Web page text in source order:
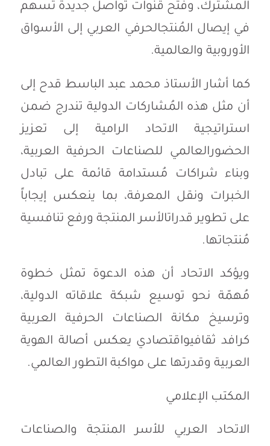
المشترك، وفتح قنوات تواصل جديدة تُسهم
في إيصال المُنتجالحرفي العربي إلى الأسواق
الأوروبية والعالمية.
كما أشار الأستاذ محمد عبد الباسط قدح إلى
أن مثل هذه المُشاركات الدولية تندرج ضمن
استراتيجية
الاتحاد الرامية إلى
تعزيز
الحضورالعالمي للصناعات الحرفية العربية،
وبناء
شراكات مُستدامة قائمة على
تبادل
الخبرات
ونقل المعرفة، بما ينعكس إيجاباً
على تطوير قدراتالأسر المنتجة ورفع تنافسية
مُنتجاتها.
ويؤكد الاتحاد أن هذه الدعوة تمثل خطوة
مُهمّة
نحو توسيع شبكة علاقاته
الدولية،
وترسيخ
مكانة الصناعات الحرفية
العربية
كرافد ثقافيواقتصادي يعكس أصالة الهوية
العربية وقدرتها على مواكبة التطور العالمي.
المكتب الإعلامي
الاتحاد العربي للأسر المنتجة
والصناعات